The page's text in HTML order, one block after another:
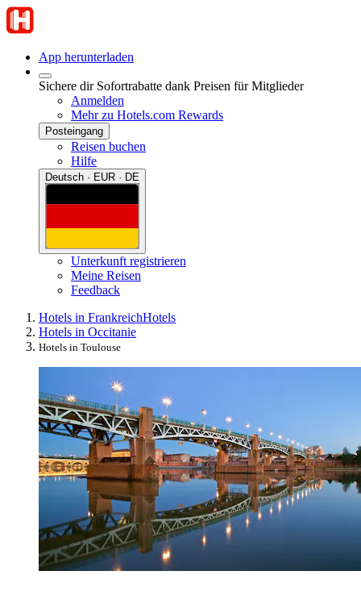
App herunterladen
Sichere dir Sofortrabatte dank Preisen für Mitglieder
Anmelden
Mehr zu Hotels.com Rewards
Posteingang
Reisen buchen
Hilfe
Deutsch · EUR · DE
Unterkunft registrieren
Meine Reisen
Feedback
Hotels in FrankreichHotels
Hotels in Occitanie
Hotels in Toulouse